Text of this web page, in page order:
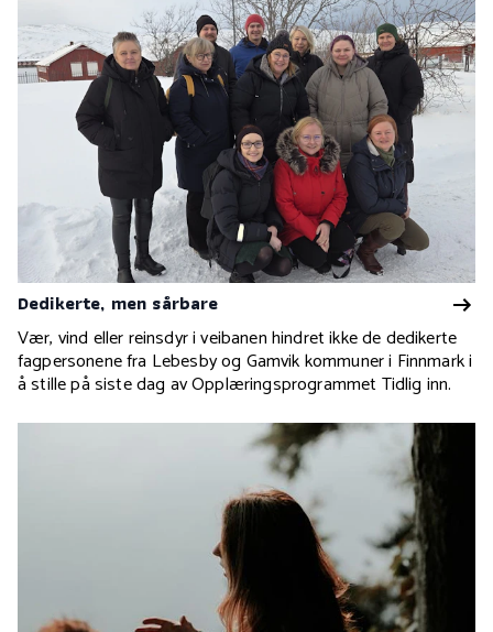
Dedikerte, men sårbare
Vær, vind eller reinsdyr i veibanen hindret ikke de dedikerte
fagpersonene fra Lebesby og Gamvik kommuner i Finnmark i
å stille på siste dag av Opplæringsprogrammet Tidlig inn.